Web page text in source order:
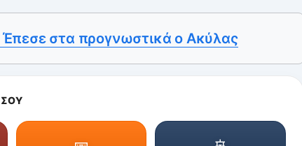
στα προγνωστικά ο Ακύλας